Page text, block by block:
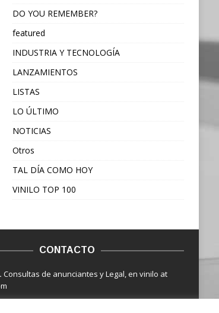
DO YOU REMEMBER?
featured
INDUSTRIA Y TECNOLOGÍA
LANZAMIENTOS
LISTAS
LO ÚLTIMO
NOTICIAS
Otros
TAL DÍA COMO HOY
VINILO TOP 100
CONTACTO
Consultas de anunciantes y Legal, en vinilo at